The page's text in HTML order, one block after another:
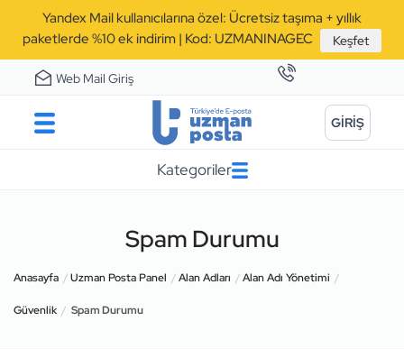
Yandex Mail kullanıcılarına özel: Ücretsiz taşıma + yıllık
paketlerde %10 ek indirim | Kod: UZMANINAGEC
Keşfet
Web Mail Giriş
GİRİŞ
Kategoriler
Spam Durumu
Anasayfa Uzman Posta Panel Alan Adları Alan Adı Yönetimi
Güvenlik Spam Durumu